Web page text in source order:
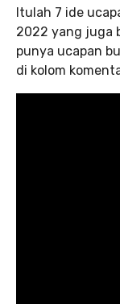
Itulah 7 ide
2022 yang juga
punya ucapan
di kolom